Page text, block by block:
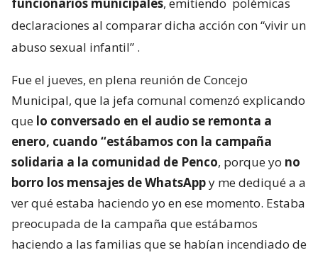
declaraciones al comparar dicha acción con “vivir un
abuso sexual infantil” .
Fue el jueves, en plena reunión de Concejo
Municipal, que la jefa comunal comenzó explicando
que lo conversado en el audio se remonta a
enero, cuando “estábamos con la campaña
solidaria a la comunidad de Penco, porque yo no
borro los mensajes de WhatsAppy me dediqué a a
ver qué estaba haciendo yo en ese momento. Estaba
preocupada de la campaña que estábamos
haciendo a las familias que se habían incendiado de